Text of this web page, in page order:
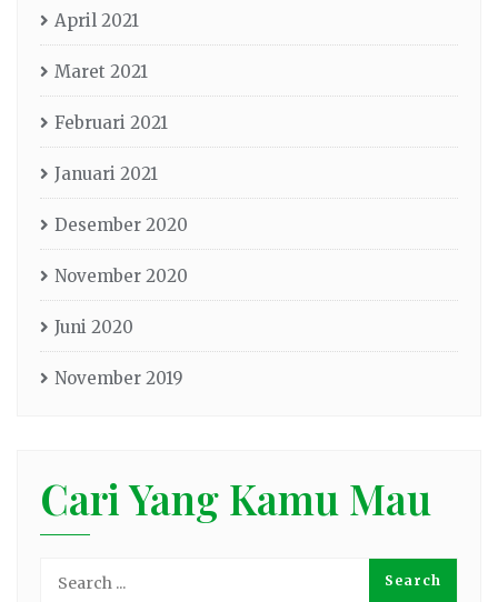
April 2021
Maret 2021
Februari 2021
Januari 2021
Desember 2020
November 2020
Juni 2020
November 2019
Cari Yang Kamu Mau